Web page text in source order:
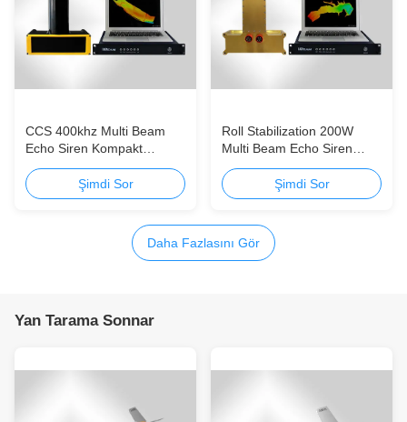
CCS 400khz Multi Beam
Echo Siren Kompakt
Tasarım Suitbale 0.5m ~
180m Derinlik Su için
Şimdi Sor
Roll Stabilization 200W
Multi Beam Echo Siren
Yüksek ışın yoğunluğu ve
ping hızı Minyatürleştirme
Şimdi Sor
Daha Fazlasını Gör
Yan Tarama Sonnar